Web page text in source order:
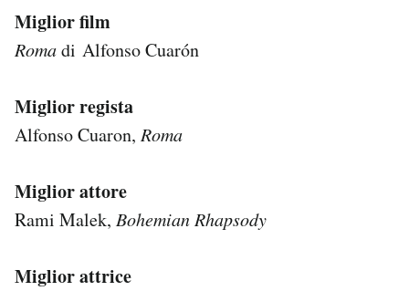
Miglior film
Romadi Alfonso Cuarón
Miglior regista
Alfonso Cuaron, Roma
Miglior attore
Rami Malek, Bohemian Rhapsody
Miglior attrice